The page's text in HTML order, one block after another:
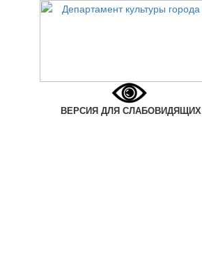
ВЕРСИЯ ДЛЯ СЛАБОВИДЯЩИХ